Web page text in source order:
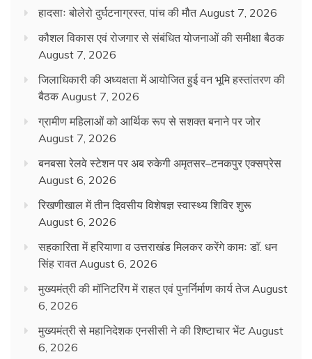
हादसाः बोलेरो दुर्घटनाग्रस्त, पांच की मौत August 7, 2026
कौशल विकास एवं रोजगार से संबंधित योजनाओं की समीक्षा बैठक
August 7, 2026
जिलाधिकारी की अध्यक्षता में आयोजित हुई वन भूमि हस्तांतरण की
बैठक August 7, 2026
ग्रामीण महिलाओं को आर्थिक रूप से सशक्त बनाने पर जोर
August 7, 2026
बनबसा रेलवे स्टेशन पर अब रुकेगी अमृतसर–टनकपुर एक्सप्रेस
August 6, 2026
रिखणीखाल में तीन दिवसीय विशेषज्ञ स्वास्थ्य शिविर शुरू
August 6, 2026
सहकारिता में हरियाणा व उत्तराखंड मिलकर करेंगे कामः डाॅ. धन
सिंह रावत August 6, 2026
मुख्यमंत्री की मॉनिटरिंग में राहत एवं पुनर्निर्माण कार्य तेज August
6, 2026
मुख्यमंत्री से महानिदेशक एनसीसी ने की शिष्टाचार भेंट August
6, 2026